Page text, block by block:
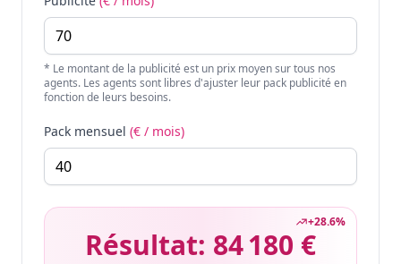
* Le montant de la publicité est un prix moyen sur tous nos
agents. Les agents sont libres d'ajuster leur pack publicité en
fonction de leurs besoins.
Pack mensuel (€ / mois)
+28.6%
Résultat: 84 180 €